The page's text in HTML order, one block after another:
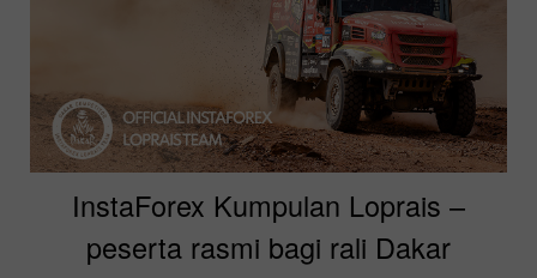
InstaForex Kumpulan Loprais –
peserta rasmi bagi rali Dakar